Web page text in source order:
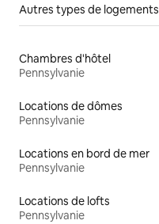
Autres types de logements
Chambres d'hôtel
Pennsylvanie
Locations de dômes
Pennsylvanie
Locations en bord de mer
Pennsylvanie
Locations de lofts
Pennsylvanie